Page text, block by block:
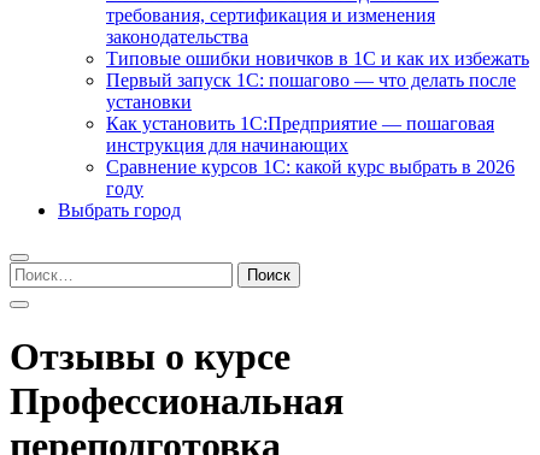
требования, сертификация и изменения
законодательства
Типовые ошибки новичков в 1С и как их избежать
Первый запуск 1С: пошагово — что делать после
установки
Как установить 1С:Предприятие — пошаговая
инструкция для начинающих
Сравнение курсов 1С: какой курс выбрать в 2026
году
Выбрать город
Найти:
Отзывы о курсе
Профессиональная
переподготовка